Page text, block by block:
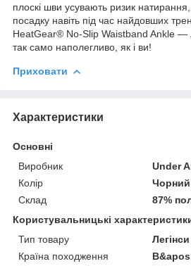
плоскі шви усувають ризик
посадку навіть під час найдовших
HeatGear® No-Slip Waistband Ankle —
так само наполегливо, як і ви!
Приховати
Характеристики
Основні
Виробник
Under
Колір
Чорний
Склад
87%
Користувальницькі
Тип товару
Легінси
Країна походження